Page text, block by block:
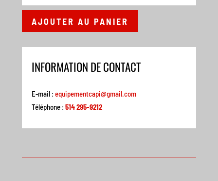
AJOUTER AU PANIER
INFORMATION DE CONTACT
E-mail : equipementcapi@gmail.com
Téléphone : 514 295-9212